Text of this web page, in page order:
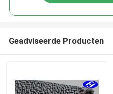
Geadviseerde Producten